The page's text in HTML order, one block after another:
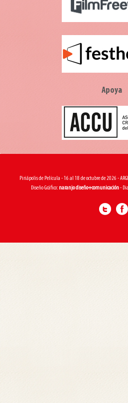
Apoya
Piriápolis de Película - 16 al 18 de octubre de 2026 -
Diseño Gráfico: naranjo diseño+comunicación-